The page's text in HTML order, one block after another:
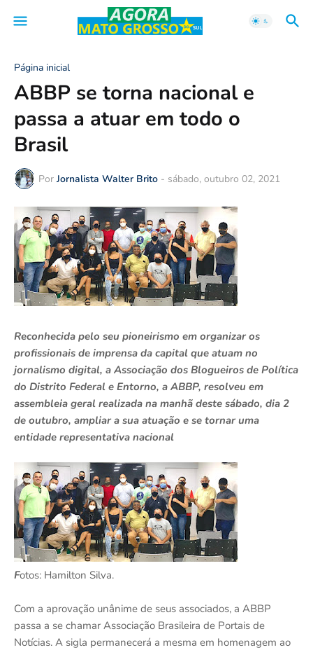
Página inicial
ABBP se torna nacional e
passa a atuar em todo o
Brasil
Por Jornalista Walter Brito - sábado, outubro 02, 2021
Reconhecida pelo seu pioneirismo em organizar os
profissionais de imprensa da capital que atuam no
jornalismo digital, a Associação dos Blogueiros de Política
do Distrito Federal e Entorno, a ABBP, resolveu em
assembleia geral realizada na manhã deste sábado, dia 2
de outubro, ampliar a sua atuação e se tornar uma
entidade representativa nacional
Fotos: Hamilton Silva.
Com a aprovação unânime de seus associados, a ABBP
passa a se chamar Associação Brasileira de Portais de
Notícias. A sigla permanecerá a mesma em homenagem ao